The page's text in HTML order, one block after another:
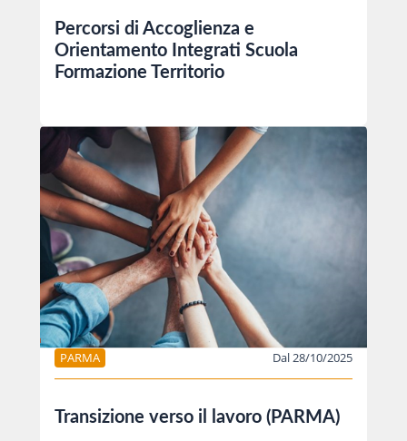
Percorsi di Accoglienza e
Orientamento Integrati Scuola
Formazione Territorio
PARMA Dal 28/10/2025
Transizione verso il lavoro (PARMA)